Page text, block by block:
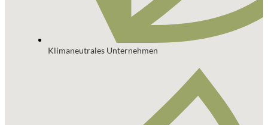
Klimaneutrales Unternehmen